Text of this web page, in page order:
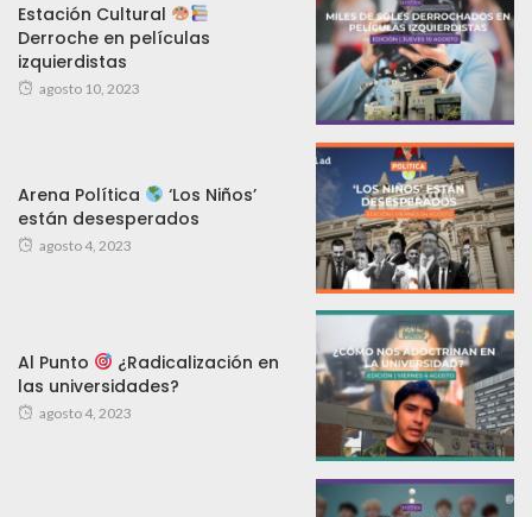
Estación Cultural
Derroche en películas
izquierdistas
agosto 10, 2023
Arena Política
‘Los Niños’
están desesperados
agosto 4, 2023
Al Punto
¿Radicalización en
las universidades?
agosto 4, 2023